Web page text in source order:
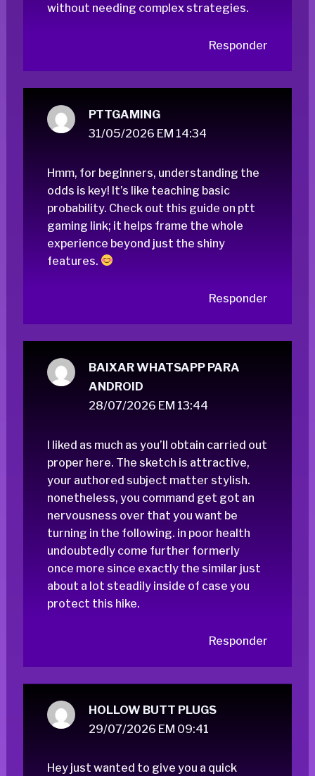
without needing complex strategies.
Responder
PTTGAMING
31/05/2026 EM 14:34
Hmm, for beginners, understanding the
odds is key! It’s like teaching basic
probability. Check out this guide on ptt
gaming link; it helps frame the whole
experience beyond just the shiny
features.
Responder
BAIXAR WHATSAPP PARA
ANDROID
28/07/2026 EM 13:44
I liked as much as you’ll obtain carried out
proper here. The sketch is attractive,
your authored subject matter stylish.
nonetheless, you command get got an
nervousness over that you want be
turning in the following. in poor health
undoubtedly come further formerly
once more since exactly the similar just
about a lot steadily inside of case you
protect this hike.
Responder
HOLLOW BUTT PLUGS
29/07/2026 EM 09:41
Hey just wanted to give you a quick